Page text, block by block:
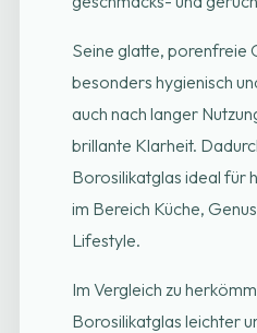
Seine glatte, porenfreie
besonders hygienisch
auch nach langer
brillante Klarheit.
Borosilikatglas ideal für
im Bereich Küche,
Lifestyle.
Im Vergleich zu
Borosilikatglas leichter